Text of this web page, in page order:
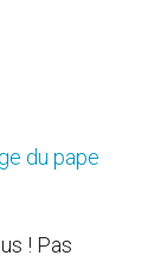
du pape
! Pas